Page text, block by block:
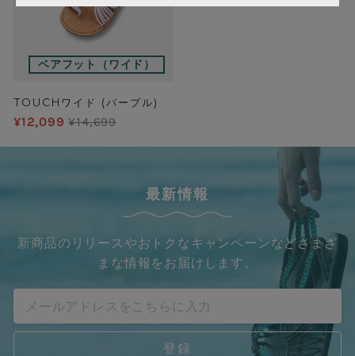
ベアフット（ワイド）
TOUCHワイド (パープル)
¥12,099¥14,699
最新情報
新商品のリリースやおトクなキャンペーンなどさまざ
まな情報をお届けします。